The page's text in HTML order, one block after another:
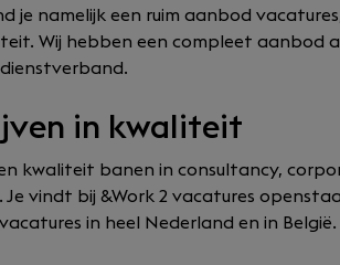
je namelijk een ruim aanbod
Wij hebben een compleet aanbod
in kwaliteit
kwaliteit banen in consultancy,
Je vindt bij &Work 2 vacatures
in heel Nederland en in België.